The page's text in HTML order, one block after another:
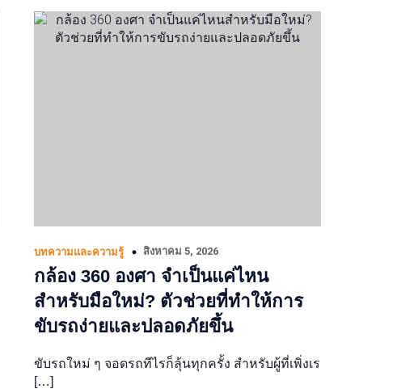
บทความและความรู้ สิงหาคม 5, 2026
กล้อง 360 องศา จำเป็นแค่ไหน
สำหรับมือใหม่? ตัวช่วยที่ทำให้การ
ขับรถง่ายและปลอดภัยขึ้น
ขับรถใหม่ ๆ จอดรถทีไรก็ลุ้นทุกครั้ง สำหรับผู้ที่เพิ่งเร
[…]